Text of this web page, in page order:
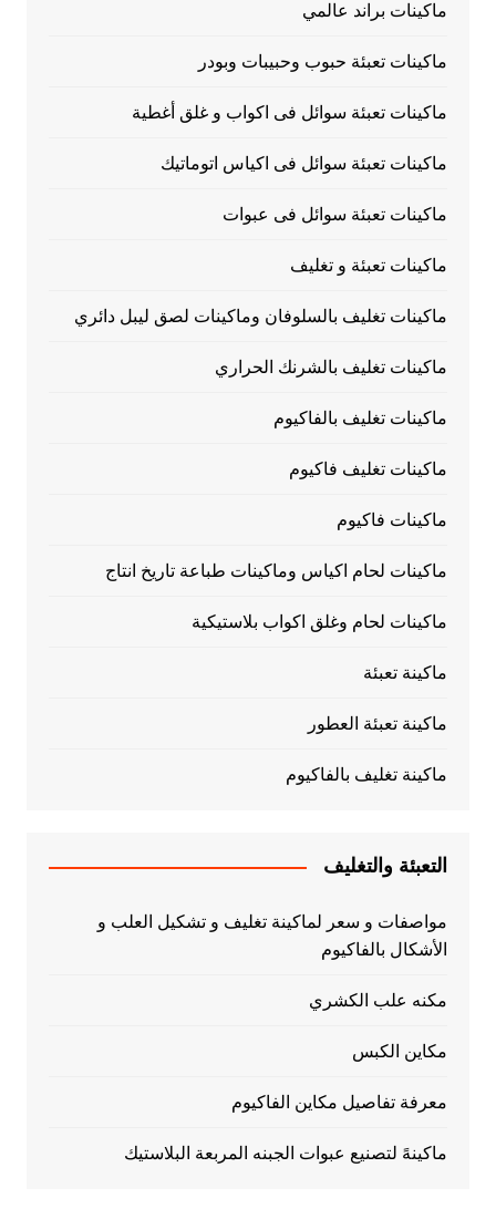
ماكينات براند عالمي
ماكينات تعبئة حبوب وحبيبات وبودر
ماكينات تعبئة سوائل فى اكواب و غلق أغطية
ماكينات تعبئة سوائل فى اكياس اتوماتيك
ماكينات تعبئة سوائل فى عبوات
ماكينات تعبئة و تغليف
ماكينات تغليف بالسلوفان وماكينات لصق ليبل دائري
ماكينات تغليف بالشرنك الحراري
ماكينات تغليف بالفاكيوم
ماكينات تغليف فاكيوم
ماكينات فاكيوم
ماكينات لحام اكياس وماكينات طباعة تاريخ انتاج
ماكينات لحام وغلق اكواب بلاستيكية
ماكينة تعبئة
ماكينة تعبئة العطور
ماكينة تغليف بالفاكيوم
التعبئة والتغليف
مواصفات و سعر لماكينة تغليف و تشكيل العلب و
الأشكال بالفاكيوم
مكنه علب الكشري
مكاين الكبس
معرفة تفاصيل مكاين الفاكيوم
ماكينهً لتصنيع عبوات الجبنه المربعة البلاستيك